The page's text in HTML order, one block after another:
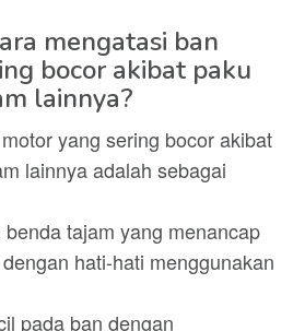
mengatasi ban
bocor akibat paku
lainnya?
yang sering bocor akibat
lainnya adalah sebagai
tajam yang menancap
hati-hati menggunakan
pada ban dengan